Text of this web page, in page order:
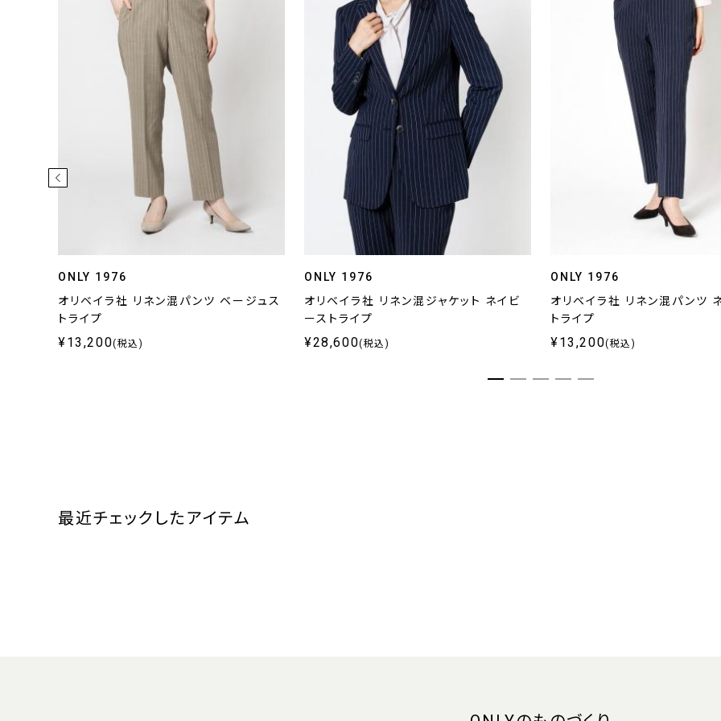
ONLY 1976
オリベイラ社 リネン混パンツ ベージュス
トライプ
¥13,200(税込)
ONLY 1976
オリベイラ社 リネン混ジャケット ネイビ
ーストライプ
¥28,600(税込)
ONLY 1976
オリベイラ社 リネン混パンツ
トライプ
¥13,200(税込)
最近チェックしたアイテム